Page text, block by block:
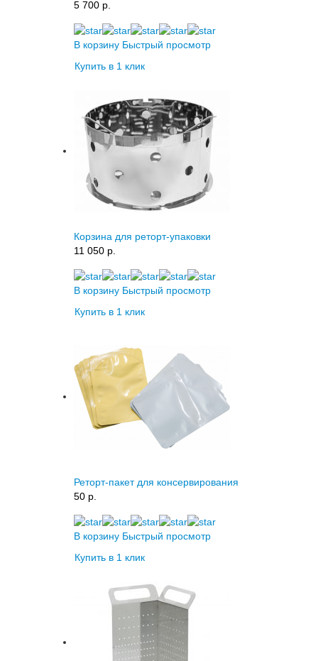
5 700 p.
В корзину Быстрый просмотр
Купить в 1 клик
Корзина для реторт-упаковки
11 050 p.
В корзину Быстрый просмотр
Купить в 1 клик
Реторт-пакет для консервирования
50 p.
В корзину Быстрый просмотр
Купить в 1 клик